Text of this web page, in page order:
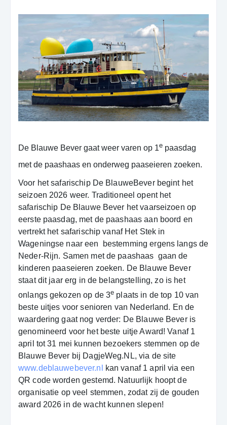
De Blauwe Bever gaat weer varen op 1e paasdag
met de paashaas en onderweg paaseieren zoeken.
Voor het safarischip De BlauweBever begint het
seizoen 2026 weer. Traditioneel opent het
safarischip De Blauwe Bever het vaarseizoen op
eerste paasdag, met de paashaas aan boord en
vertrekt het safarischip vanaf Het Stek in
Wageningse naar een
bestemming ergens langs de
Neder-Rijn. Samen met de paashaas gaan de
kinderen paaseieren zoeken. De Blauwe Bever
staat dit jaar erg in de belangstelling, zo is het
onlangs gekozen op de 3e plaats in de top 10 van
beste uitjes voor senioren van Nederland. En de
waardering gaat nog verder: De Blauwe Bever is
genomineerd voor het beste uitje Award! Vanaf 1
april tot 31 mei kunnen bezoekers stemmen op de
Blauwe Bever bij DagjeWeg.NL, via de site
www.deblauwebever.nl
kan vanaf 1 april via een
QR code worden gestemd. Natuurlijk hoopt de
organisatie op veel stemmen, zodat zij de gouden
award 2026 in de wacht kunnen slepen!